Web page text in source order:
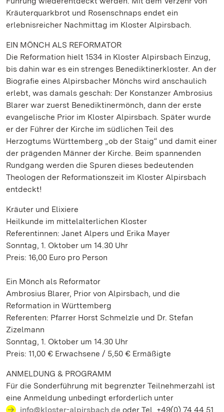
Kräuterquarkbrot und Rosenschnaps endet ein
erlebnisreicher Nachmittag im Kloster Alpirsbach.
EIN MÖNCH ALS REFORMATOR
Die Reformation hielt 1534 in Kloster Alpirsbach Einzug,
bis dahin war es ein strenges Benediktinerkloster. An der
Biografie eines Alpirsbacher Mönchs wird anschaulich
erlebt, was damals geschah: Der Konstanzer Ambrosius
Blarer war zuerst Benediktinermönch, dann der erste
evangelische Prior im Kloster Alpirsbach. Später wurde
er der Führer der Kirche im südlichen Teil des
Herzogtums Württemberg „ob der Staig“ und damit einer
der prägenden Männer der Kirche. Beim spannenden
Rundgang werden die Spuren dieses bedeutenden
Theologen der Reformationszeit im Kloster Alpirsbach
entdeckt!
Kräuter und Elixiere
Heilkunde im mittelalterlichen Kloster
Referentinnen: Janet Alpers und Erika Mayer
Sonntag, 1. Oktober um 14.30 Uhr
Preis: 16,00 Euro pro Person
Ein Mönch als Reformator
Ambrosius Blarer, Prior von Alpirsbach, und die
Reformation in Württemberg
Referenten: Pfarrer Horst Schmelzle und Dr. Stefan
Zizelmann
Sonntag, 1. Oktober um 14.30 Uhr
Preis: 11,00 € Erwachsene / 5,50 € Ermäßigte
ANMELDUNG & PROGRAMM
Für die Sonderführung mit begrenzter Teilnehmerzahl ist
eine Anmeldung unbedingt erforderlich unter
info@kloster-alpirsbach.de oder Tel. +49(0) 74 44 51